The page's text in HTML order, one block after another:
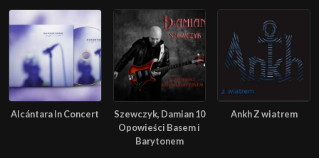
Alcántara In Concert
Szewczyk, Damian 10
Opowieści Basem i
Barytonem
Ankh Z wiatrem